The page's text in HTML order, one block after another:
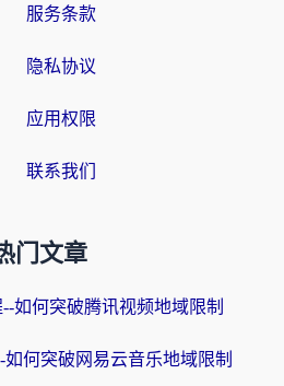
服务条款
隐私协议
应用权限
联系我们
门文章
如何突破腾讯视频地域限制
何突破网易云音乐地域限制